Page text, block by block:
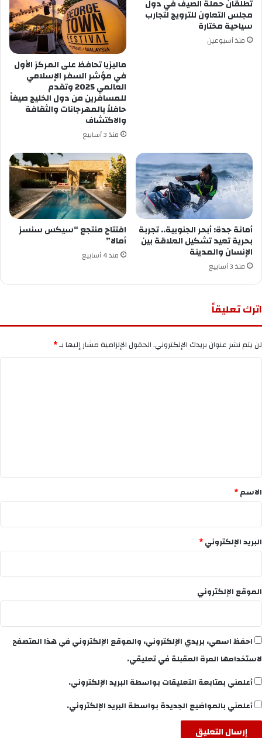
تطلقان حملة الصيف في دول
مجلس التعاون للترويج لتجارب
سياحية مختارة
منذ أسبوعين
ماليزيا تحافظ على المركز الأول
في مؤشر السفر الإسلامي
العالمي 2025 وتقدم
للمسافرين من دول الخليج صيفاً
حافلاً بالمهرجانات والثقافة
والاكتشاف
منذ 3 أسابيع
أمانة جدة: أبحر الجنوبية.. تجربة
بحرية تعيد تشكيل العلاقة بين
الإنسان والمدينة
منذ 3 أسابيع
افتتاح منتجع “سيكس سنسز
أمالا”
منذ 4 أسابيع
اترك تعليقاً
لن يتم نشر عنوان بريدك الإلكتروني.الحقول الإلزامية مشار إليها بـ*
*
الاسم*
البريد الإلكتروني*
الموقع الإلكتروني
احفظ اسمي، بريدي الإلكتروني، والموقع الإلكتروني في هذا المتصفح
لاستخدامها المرة المقبلة في تعليقي.
أعلمني بمتابعة التعليقات بواسطة البريد الإلكتروني.
أعلمني بالمواضيع الجديدة بواسطة البريد الإلكتروني.